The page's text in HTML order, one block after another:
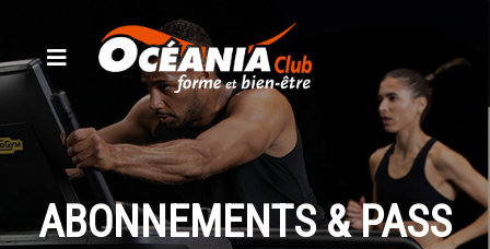
ABONNEMENTS & PASS